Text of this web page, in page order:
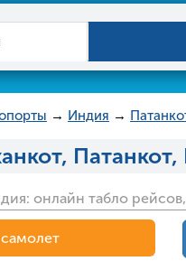
→ Индия →
онлайн табло